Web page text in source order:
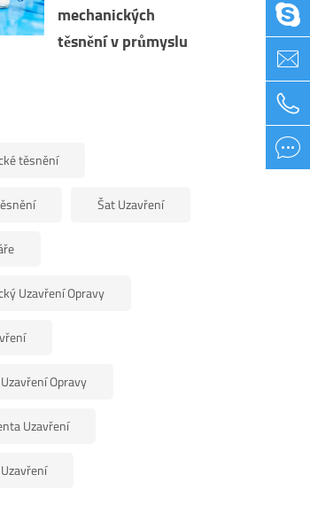
mechanických
těsnění v průmyslu
těsnění
Šat Uzavření
Uzavření Opravy
Opravy
Uzavření



